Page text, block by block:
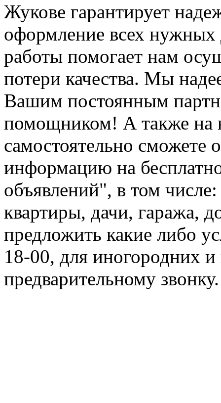
Жукове гарантирует
оформление всех
работы помогает нам
потери качества. Мы
Вашим постоянным
помощником! А также на
самостоятельно сможете
информацию на
объявлений", в том
квартиры, дачи, гаража,
предложить какие либо
18-00, для иногородних и
предварительному звонку.